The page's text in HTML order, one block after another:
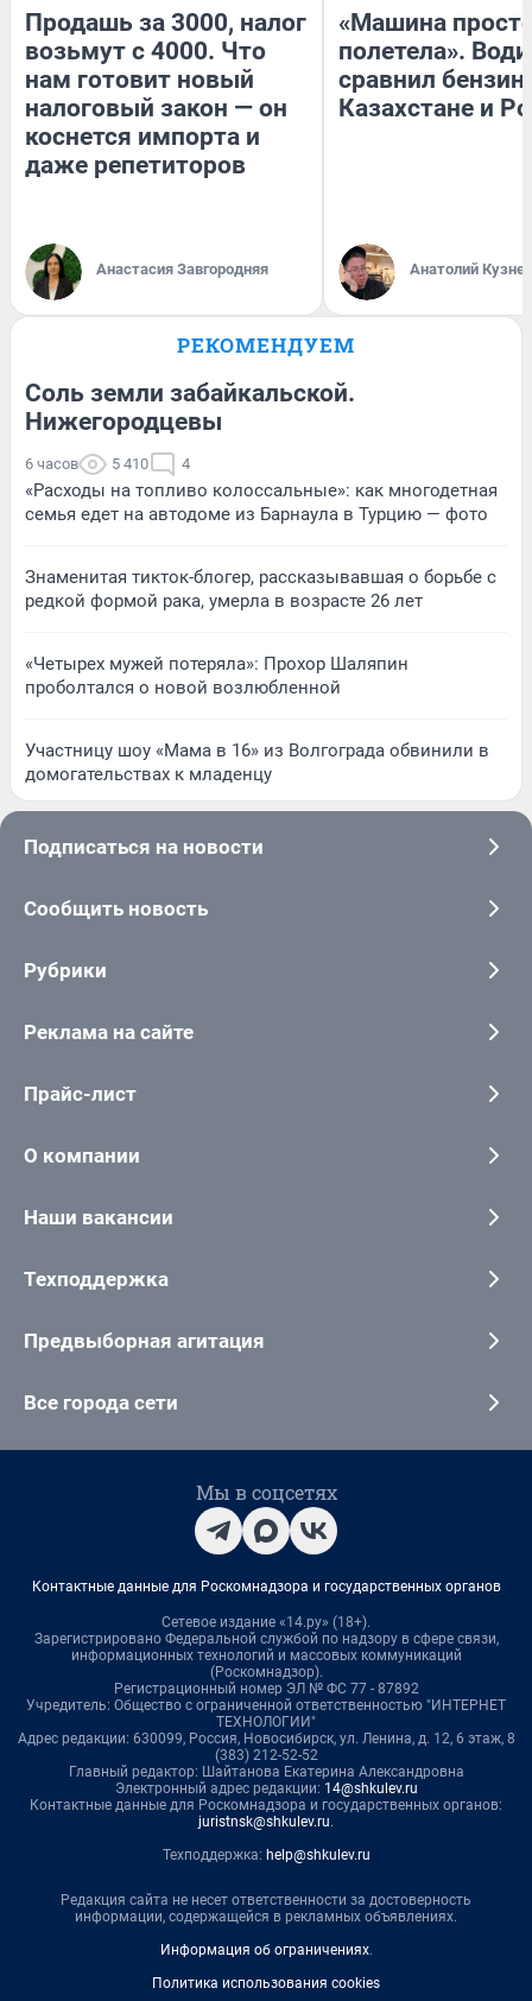
Продашь за 3000, налог
возьмут с 4000. Что
нам готовит новый
налоговый закон — он
коснется импорта и
даже репетиторов
Анастасия Завгородняя
«Машина
полетела».
сравнил бензин
Казахстане и
Анатолий
РЕКОМЕНДУЕМ
Соль земли забайкальской.
Нижегородцевы
6 часов 5 410 4
«Расходы на топливо колоссальные»: как многодетная
семья едет на автодоме из Барнаула в Турцию — фото
Знаменитая тикток-блогер, рассказывавшая о борьбе с
редкой формой рака, умерла в возрасте 26 лет
«Четырех мужей потеряла»: Прохор Шаляпин
проболтался о новой возлюбленной
Участницу шоу «Мама в 16» из Волгограда обвинили в
домогательствах к младенцу
Подписаться на новости
Сообщить новость
Рубрики
Реклама на сайте
Прайс-лист
О компании
Наши вакансии
Техподдержка
Предвыборная агитация
Все города сети
Мы в соцсетях
Контактные данные для Роскомнадзора и государственных органов
Сетевое издание «14.ру» (18+).
Зарегистрировано Федеральной службой по надзору в сфере связи,
информационных технологий и массовых коммуникаций
(Роскомнадзор).
Регистрационный номер ЭЛ № ФС 77 - 87892
Учредитель: Общество с ограниченной ответственностью "ИНТЕРНЕТ
ТЕХНОЛОГИИ"
Адрес редакции: 630099, Россия, Новосибирск, ул. Ленина, д. 12, 6 этаж, 8
(383) 212-52-52
Главный редактор: Шайтанова Екатерина Александровна
Электронный адрес редакции: 14@shkulev.ru
Контактные данные для Роскомнадзора и государственных органов:
juristnsk@shkulev.ru.
Техподдержка: help@shkulev.ru
Редакция сайта не несет ответственности за достоверность
информации, содержащейся в рекламных объявлениях.
Информация об ограничениях.
Политика использования cookies